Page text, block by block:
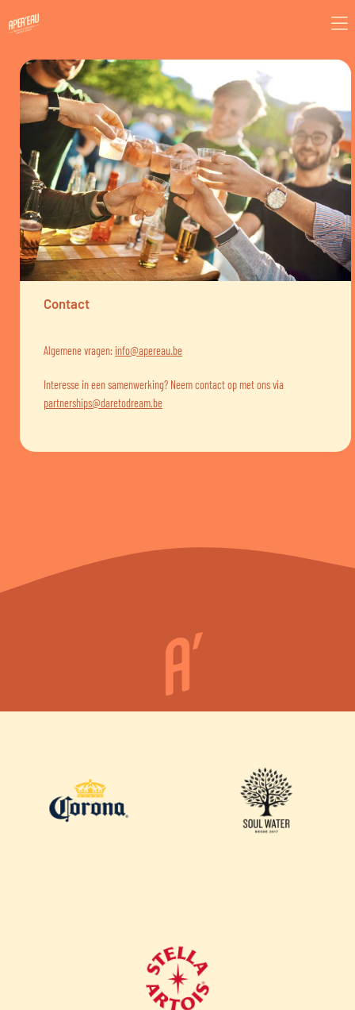
Contact
Algemene vragen:info@apereau.be
Interesse in een samenwerking? Neem contact op met ons via
partnerships@daretodream.be